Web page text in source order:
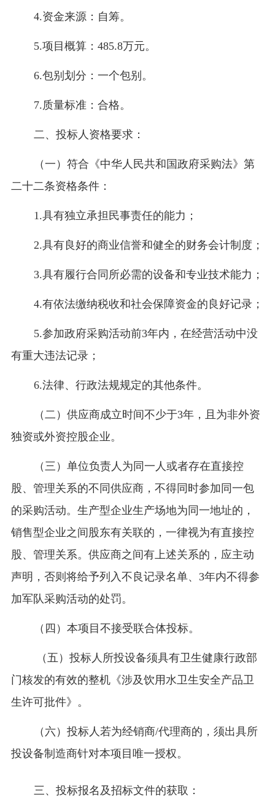
4.资金来源：自筹。
5.项目概算：485.8万元。
6.包别划分：一个包别。
7.质量标准：合格。
二、投标人资格要求：
（一）符合《中华人民共和国政府采购法》第
二十二条资格条件：
1.具有独立承担民事责任的能力；
2.具有良好的商业信誉和健全的财务会计制度；
3.具有履行合同所必需的设备和专业技术能力；
4.有依法缴纳税收和社会保障资金的良好记录；
5.参加政府采购活动前3年内，在经营活动中没
有重大违法记录；
6.法律、行政法规规定的其他条件。
（二）供应商成立时间不少于3年，且为非外资
独资或外资控股企业。
（三）单位负责人为同一人或者存在直接控
股、管理关系的不同供应商，不得同时参加同一包
的采购活动。生产型企业生产场地为同一地址的，
销售型企业之间股东有关联的，一律视为有直接控
股、管理关系。 供应商之间有上述关系的，应主动
声明，否则将给予列入不良记录名单、 3年内不得参
加军队采购活动的处罚。
（四）本项目不接受联合体投标。
（五）投标人所投设备须具有卫生健康行政部
门核发的有效的整机《涉及饮用水卫生安全产品卫
生许可批件》。
（六）投标人若为经销商/代理商的，须出具所
投设备制造商针对本项目唯一授权。
三、投标报名及招标文件的获取：